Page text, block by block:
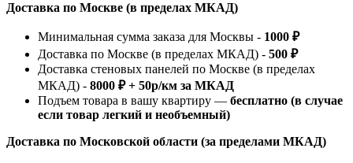
Доставка по Москве (в пределах МКАД)
Минимальная сумма заказа для Москвы - 1000 ₽
Доставка по Москве (в пределах МКАД) - 500 ₽
Доставка стеновых панелей по Москве (в пределах
МКАД) - 8000 ₽ + 50р/км за МКАД
Подъем товара в вашу квартиру — бесплатно (в случае
если товар легкий и необъемный)
Доставка по Московской области (за пределами МКАД)